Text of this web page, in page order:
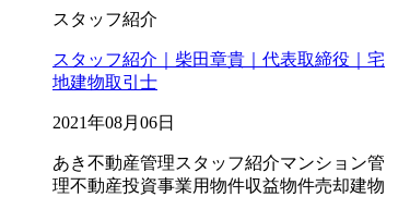
スタッフ紹介
スタッフ紹介｜柴田章貴｜代表取締役｜宅
地建物取引士
2021年08月06日
あき不動産管理スタッフ紹介マンション管
理不動産投資事業用物件収益物件売却建物